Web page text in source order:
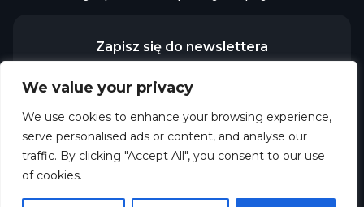
We value your privacy
We use cookies to enhance your browsing experience,
serve personalised ads or content, and analyse our
traffic. By clicking "Accept All", you consent to our use
of cookies.
Zapisz się do newslettera